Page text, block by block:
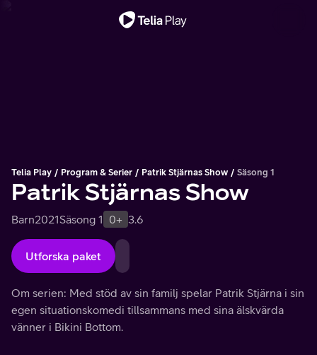
Telia Play Program & Serier Patrik Stjärnas Show Säsong 1
Patrik Stjärnas Show
Barn2021Säsong 1 0+ 3.6
Utforska paket
Om serien: Med stöd av sin familj spelar Patrik Stjärna i sin
egen situationskomedi tillsammans med sina älskvärda
vänner i Bikini Bottom.